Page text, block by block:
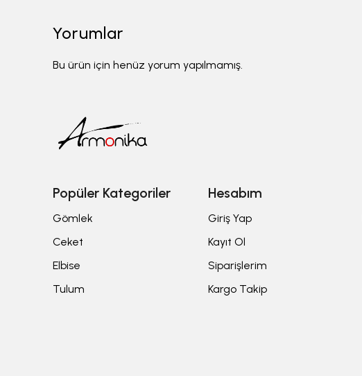
Yorumlar
Bu ürün için henüz yorum yapılmamış.
Popüler Kategoriler
Gömlek
Ceket
Elbise
Tulum
Hesabım
Giriş Yap
Kayıt Ol
Siparişlerim
Kargo Takip